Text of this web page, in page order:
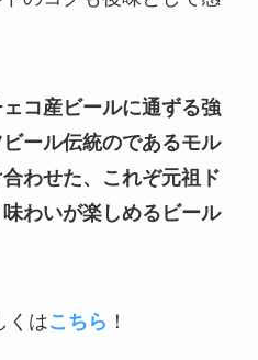
コ産ビールに通ずる強
ール伝統のであるモル
わせた、これぞ元祖ド
わいが楽しめるビール
くはこちら ！